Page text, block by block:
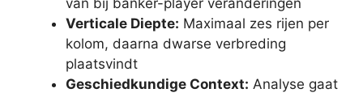
Verticale Diepte: Maximaal zes rijen per
kolom, daarna dwarse verbreding
plaatsvindt
Geschiedkundige Context: Analyse gaat